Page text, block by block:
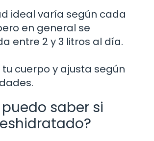
ideal varía según cada
en general se
entre 2 y 3 litros al día.
tu cuerpo y ajusta según
saber si